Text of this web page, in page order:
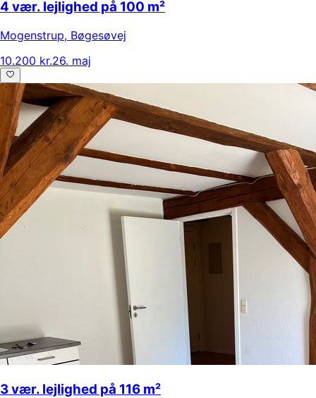
4 vær. lejlighed på 100 m²
Mogenstrup, Bøgesøvej
10.200 kr.26. maj
3 vær. lejlighed på 116 m²